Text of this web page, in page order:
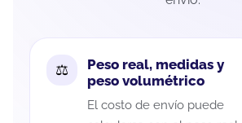
Peso real, medidas y
peso volumétrico
El costo de envío puede